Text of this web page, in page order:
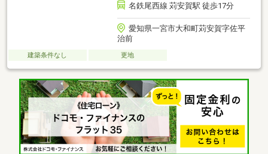
名鉄尾西線 苅安賀駅 徒歩17分
愛知県一宮市大和町苅安賀字佐平
治前
建築条件なし 更地